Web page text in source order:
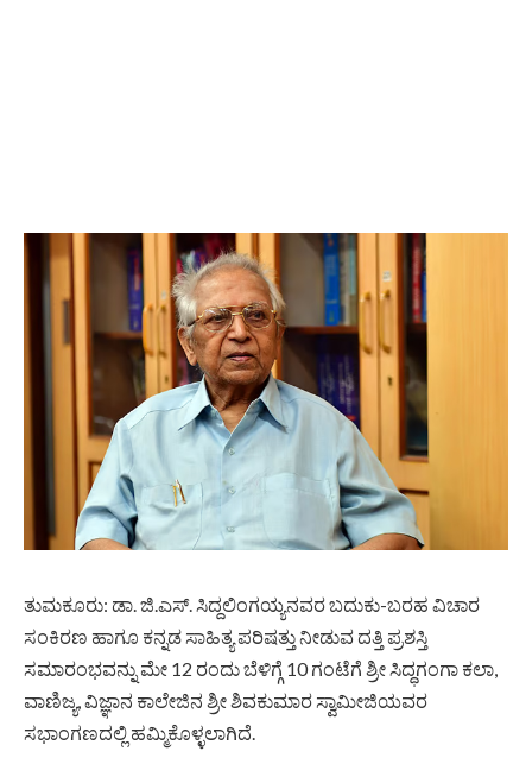
ತುಮಕೂರು: ಡಾ. ಜಿ.ಎಸ್. ಸಿದ್ದಲಿಂಗಯ್ಯನವರ ಬದುಕು-ಬರಹ ವಿಚಾರ
ಸಂಕಿರಣ ಹಾಗೂ ಕನ್ನಡ ಸಾಹಿತ್ಯ ಪರಿಷತ್ತು ನೀಡುವ ದತ್ತಿ ಪ್ರಶಸ್ತಿ
ಸಮಾರಂಭವನ್ನು ಮೇ 12 ರಂದು ಬೆಳಿಗ್ಗೆ 10 ಗಂಟೆಗೆ ಶ್ರೀ ಸಿದ್ಧಗಂಗಾ ಕಲಾ,
ವಾಣಿಜ್ಯ, ವಿಜ್ಞಾನ ಕಾಲೇಜಿನ ಶ್ರೀ ಶಿವಕುಮಾರ ಸ್ವಾಮೀಜಿಯವರ
ಸಭಾಂಗಣದಲ್ಲಿ ಹಮ್ಮಿಕೊಳ್ಳಲಾಗಿದೆ.